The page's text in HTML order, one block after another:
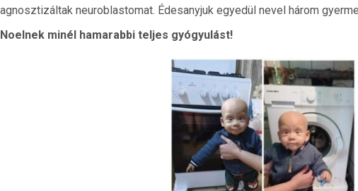
neuroblastomat. Édesanyjuk egyedül nevel három
minél hamarabbi teljes gyógyulást!